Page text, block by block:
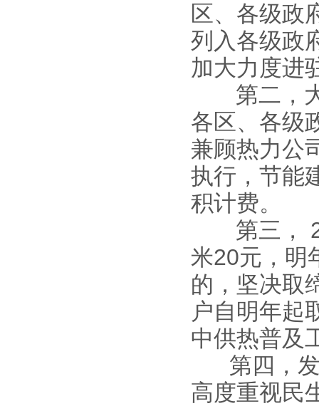
区、各级政
列入各级政
加大力度进
第二，大
各区、各级
兼顾热力公
执行，节能
积计费。
第三，
米20元，明
的，坚决取
户自明年起
中供热普及
第四，发
高度重视民